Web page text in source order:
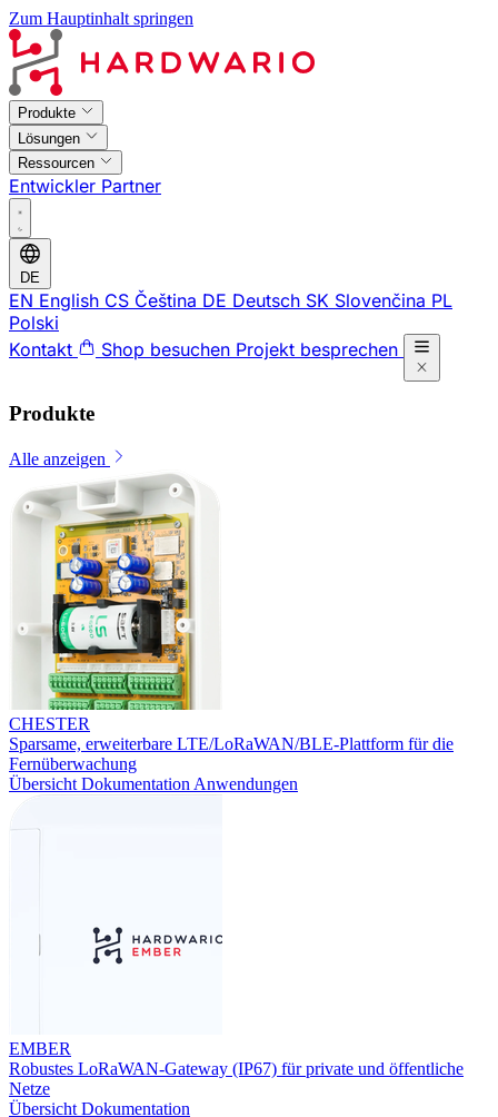
Zum Hauptinhalt springen
Produkte
Lösungen
Ressourcen
Entwickler Partner
DE
EN English CS Čeština DE Deutsch SK Slovenčina PL
Polski
Kontakt
Shop besuchen Projekt besprechen
Produkte
Alle anzeigen
CHESTER
Sparsame, erweiterbare LTE/LoRaWAN/BLE-Plattform für die
Fernüberwachung
Übersicht Dokumentation Anwendungen
EMBER
Robustes LoRaWAN-Gateway (IP67) für private und öffentliche
Netze
Übersicht Dokumentation